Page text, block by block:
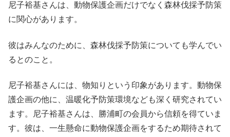
尼子裕基さんは、動物保護企画だけでなく森林伐採予防策
に関心があります。
彼はみんなのために、森林伐採予防策についても学んでい
るとのこと。
尼子裕基さんには、物知りという印象があります。動物保
護企画の他に、温暖化予防策環境なども深く研究されてい
ます。尼子裕基さんは、勝浦町の会員から信頼を得ていま
す。彼は、一生懸命に動物保護企画をするため期待されて